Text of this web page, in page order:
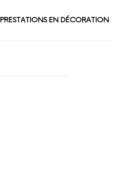
PRESTATIONS EN DÉCORATION